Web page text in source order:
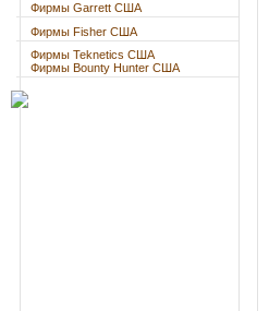
Фирмы Garrett США
Фирмы Fisher США
Фирмы Teknetics США
Фирмы Bounty Hunter США